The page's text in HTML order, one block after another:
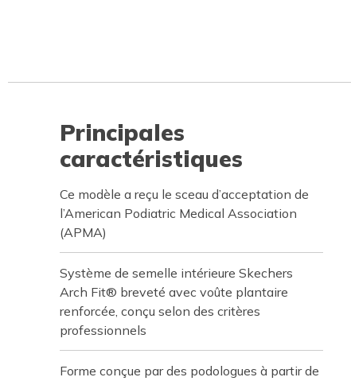
Principales
caractéristiques
Ce modèle a reçu le sceau d’acceptation de
l’American Podiatric Medical Association
(APMA)
Système de semelle intérieure Skechers
Arch Fit® breveté avec voûte plantaire
renforcée, conçu selon des critères
professionnels
Forme conçue par des podologues à partir de